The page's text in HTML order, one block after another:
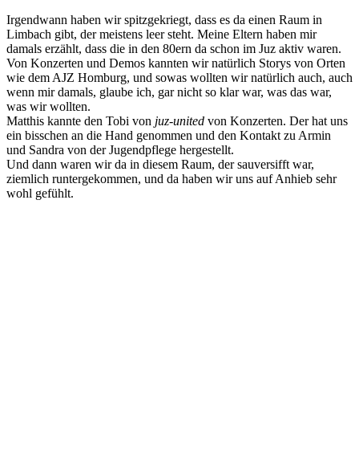
Irgendwann haben wir spitzgekriegt, dass es da einen Raum in
Limbach gibt, der meistens leer steht. Meine Eltern haben mir
damals erzählt, dass die in den 80ern da schon im Juz aktiv waren.
Von Konzerten und Demos kannten wir natürlich Storys von Orten
wie dem AJZ Homburg, und sowas wollten wir natürlich auch, auch
wenn mir damals, glaube ich, gar nicht so klar war, was das war,
was wir wollten.
Matthis kannte den Tobi von juz-united von Konzerten. Der hat uns
ein bisschen an die Hand genommen und den Kontakt zu Armin
und Sandra von der Jugendpflege hergestellt.
Und dann waren wir da in diesem Raum, der sauversifft war,
ziemlich runtergekommen, und da haben wir uns auf Anhieb sehr
wohl gefühlt.